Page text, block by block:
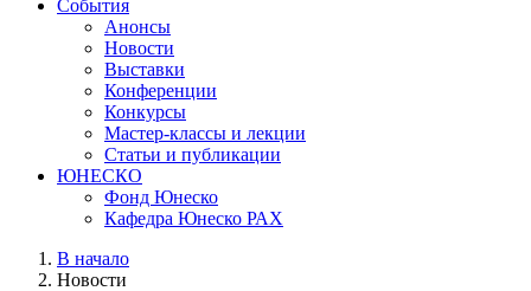
События
Анонсы
Новости
Выставки
Конференции
Конкурсы
Мастер-классы и лекции
Статьи и публикации
ЮНЕСКО
Фонд Юнеско
Кафедра Юнеско РАХ
В начало
Новости